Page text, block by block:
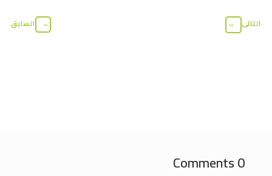
← السابق التالى →
0 Comments